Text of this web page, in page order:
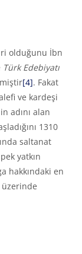
olduğunu İbn
Türk Edebiyatı
[4]. Fakat
ve kardeşi
adını alan
1310
saltanat
yatkın
hakkındaki en